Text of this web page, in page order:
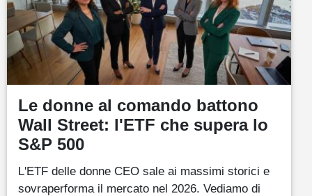
Le donne al comando battono
Wall Street: l'ETF che supera lo
S&P 500
L'ETF delle donne CEO sale ai massimi storici e
sovraperforma il mercato nel 2026. Vediamo di